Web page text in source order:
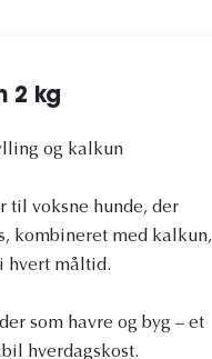
2 kg
og kalkun
til voksne hunde, der
kombineret med kalkun,
hvert måltid.
som havre og byg – et
hverdagskost.